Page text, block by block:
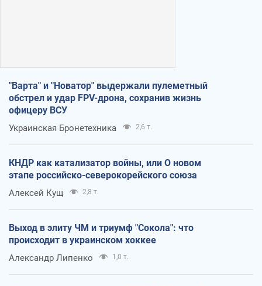
"Варта" и "Новатор" выдержали пулеметный
обстрел и удар FPV-дрона, сохранив жизнь
офицеру ВСУ
Украинская Бронетехника 2,6 т.
КНДР как катализатор войны, или О новом
этапе российско-северокорейского союза
Алексей Кущ 2,8 т.
Выход в элиту ЧМ и триумф "Сокола": что
происходит в украинском хоккее
Александр Липенко 1,0 т.